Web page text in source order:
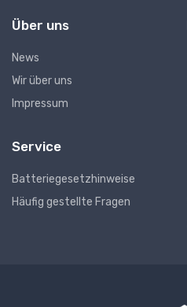
Über uns
News
Wir über uns
Impressum
Service
Batteriegesetzhinweise
Häufig gestellte Fragen